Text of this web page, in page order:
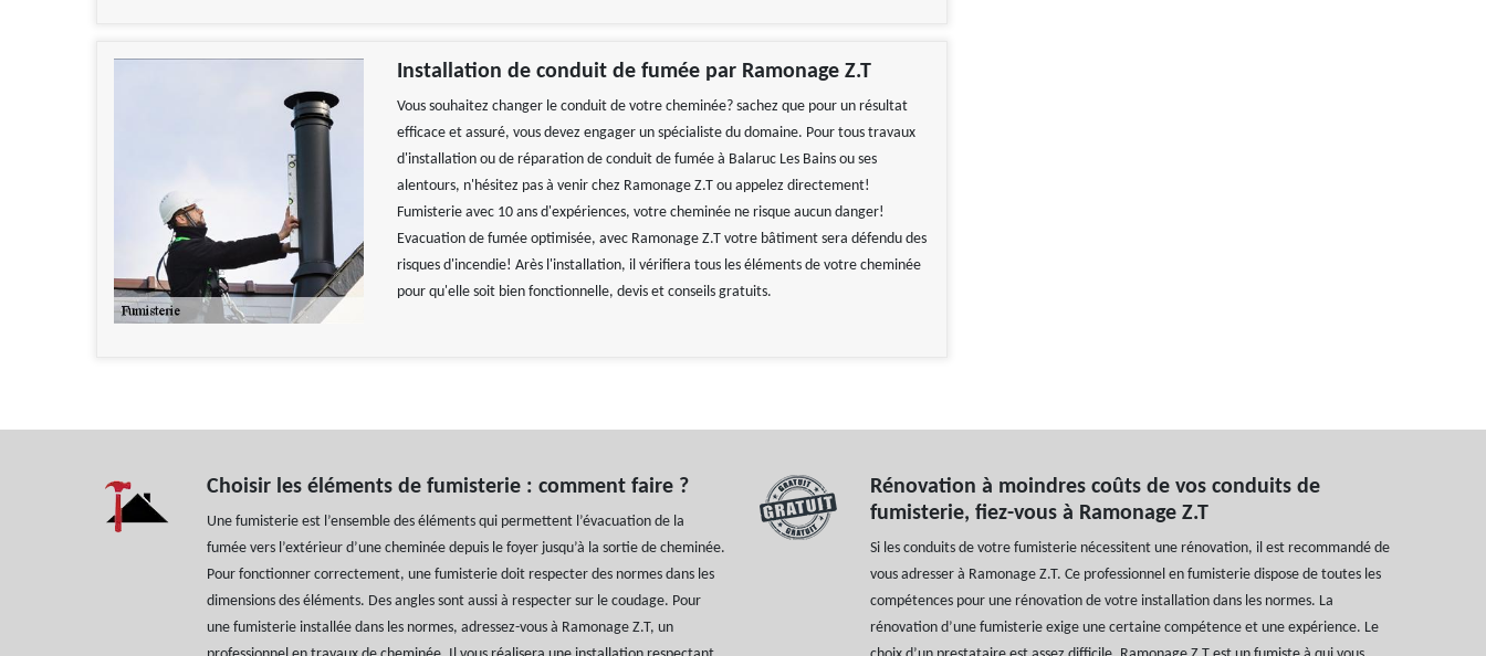
Installation de conduit de fumée par Ramonage Z.T
Vous souhaitez changer le conduit de votre cheminée? sachez que pour un résultat
efficace et assuré, vous devez engager un spécialiste du domaine. Pour tous travaux
d'installation ou de réparation de conduit de fumée à Balaruc Les Bains ou ses
alentours, n'hésitez pas à venir chez Ramonage Z.T ou appelez directement!
Fumisterie avec 10 ans d'expériences, votre cheminée ne risque aucun danger!
Evacuation de fumée optimisée, avec Ramonage Z.T votre bâtiment sera défendu des
risques d'incendie! Arès l'installation, il vérifiera tous les éléments de votre cheminée
pour qu'elle soit bien fonctionnelle, devis et conseils gratuits.
Choisir les éléments de fumisterie : comment faire ?
Une fumisterie est l’ensemble des éléments qui permettent l’évacuation de la
fumée vers l’extérieur d’une cheminée depuis le foyer jusqu’à la sortie de cheminée.
Pour fonctionner correctement, une fumisterie doit respecter des normes dans les
dimensions des éléments. Des angles sont aussi à respecter sur le coudage. Pour
une fumisterie installée dans les normes, adressez-vous à Ramonage Z.T, un
Rénovation à moindres coûts de vos conduits de
fumisterie, fiez-vous à Ramonage Z.T
Si les conduits de votre fumisterie nécessitent une rénovation, il est recommandé de
vous adresser à Ramonage Z.T. Ce professionnel en fumisterie dispose de toutes les
compétences pour une rénovation de votre installation dans les normes. La
rénovation d’une fumisterie exige une certaine compétence et une expérience. Le